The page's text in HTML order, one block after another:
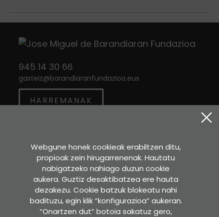
945 14 30 66
gasteiz@barandiaranfundazioa.eus
HARREMANAK
Sara Etxea
Murkondo Auzoa, 4
20211 ATAUN (Gipuzkoa)
GOOGLE MAPS-EN IKUSI
Webgune honek cookieak erabiltzen ditu,
propioak zein hirugarrenenak. Hautatu
nabigatzeko nahiago duzun cookie
aukera. Guztiz desaktibatzea ere hauta
dezakezu. Cookie batzuk blokeatu nahi
badituzu, egin klik “konfigurazioa” aukeran.
“Onartzen dut” botoia sakatuz gero,